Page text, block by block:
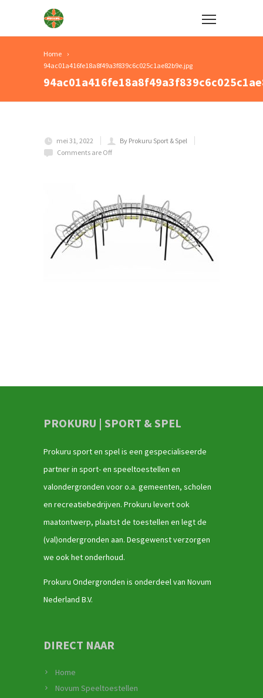
Home
94ac01a416fe18a8f49a3f839c6c025c1ae82b9e.jpg
mei 31, 2022
By Prokuru Sport & Spel
Comments are Off
PROKURU | SPORT & SPEL
Prokuru sport en spel is een gespecialiseerde
partner in sport- en speeltoestellen en
valondergronden voor o.a. gemeenten, scholen
en recreatiebedrijven. Prokuru levert ook
maatontwerp, plaatst de toestellen en legt de
(val)ondergronden aan. Desgewenst verzorgen
we ook het onderhoud.
Prokuru Ondergronden is onderdeel van Novum
Nederland B.V.
DIRECT NAAR
Home
Novum Speeltoestellen